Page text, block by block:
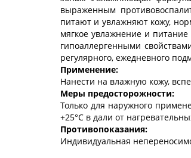
выраженным
питают и увлажняют кожу,
мягкое увлажнение и
гипоаллергенными
регулярного, ежедневного
Применение:
Нанести на влажную кожу,
Меры предосторожности:
Только для наружного
+25°С в дали от
Противопоказания:
Индивидуальная